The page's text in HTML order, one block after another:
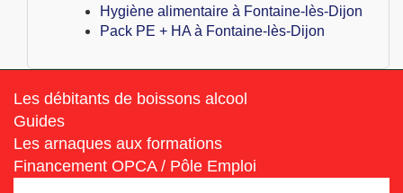
Hygiène alimentaire à Fontaine-lès-Dijon
Pack PE + HA à Fontaine-lès-Dijon
Les débitants de boissons alcool
Guides
Les arnaques aux formations
Financement OPCA / Pôle Emploi